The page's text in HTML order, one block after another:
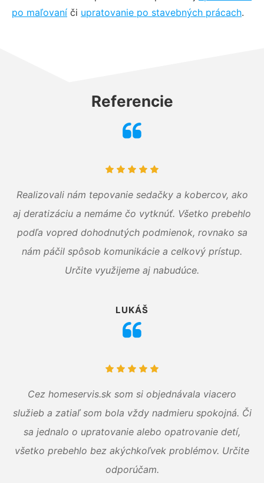
po maľovaní či upratovanie po stavebných prácach.
Referencie
Realizovali nám tepovanie sedačky a kobercov, ako
aj deratizáciu a nemáme čo vytknúť. Všetko prebehlo
podľa vopred dohodnutých podmienok, rovnako sa
nám páčil spôsob komunikácie a celkový prístup.
Určite využijeme aj nabudúce.
LUKÁŠ
Cez homeservis.sk som si objednávala viacero
služieb a zatiaľ som bola vždy nadmieru spokojná. Či
sa jednalo o upratovanie alebo opatrovanie detí,
všetko prebehlo bez akýchkoľvek problémov. Určite
odporúčam.